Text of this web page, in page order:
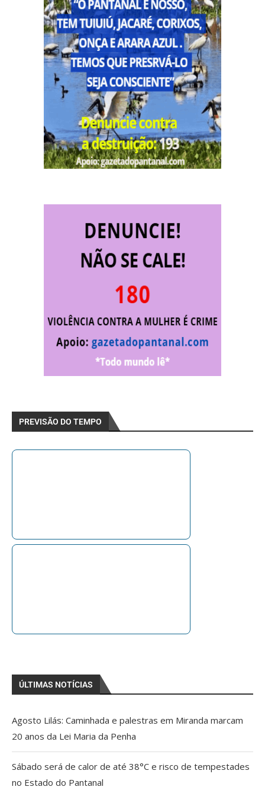
PREVISÃO DO TEMPO
ÚLTIMAS NOTÍCIAS
Agosto Lilás: Caminhada e palestras em Miranda marcam
20 anos da Lei Maria da Penha
Sábado será de calor de até 38°C e risco de tempestades
no Estado do Pantanal